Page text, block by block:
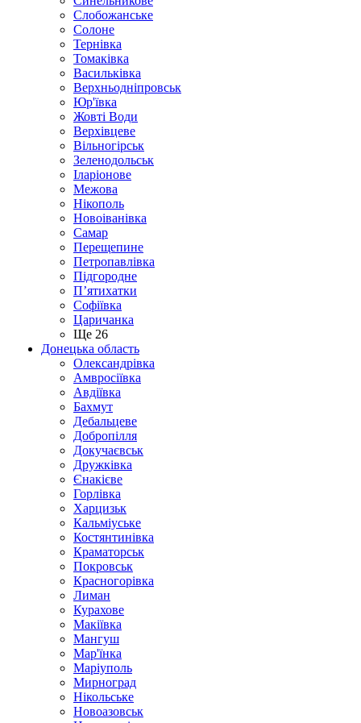
Слобожанське
Солоне
Тернівка
Томаківка
Васильківка
Верхньодніпровськ
Юр'ївка
Жовті Води
Верхівцеве
Вільногірськ
Зеленодольськ
Іларіонове
Межова
Нікополь
Новоіванівка
Самар
Перещепине
Петропавлівка
Підгородне
П’ятихатки
Софіївка
Царичанка
Ще 26
Донецька область
Олександрівка
Амвросіївка
Авдіївка
Бахмут
Дебальцеве
Добропілля
Докучаєвськ
Дружківка
Єнакієве
Горлівка
Харцизьк
Кальміуське
Костянтинівка
Краматорськ
Покровськ
Красногорівка
Лиман
Курахове
Макіївка
Мангуш
Мар'їнка
Маріуполь
Мирноград
Нікольське
Новоазовськ